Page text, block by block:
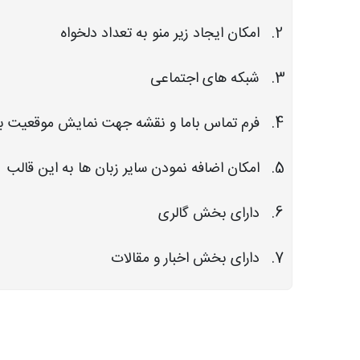
امکان ایجاد زیر منو به تعداد دلخواه
شبکه های اجتماعی
فرم تماس باما و نقشه جهت نمایش موقعیت
امکان اضافه نمودن سایر زبان ها به این قالب
دارای بخش گالری
دارای بخش اخبار و مقالات